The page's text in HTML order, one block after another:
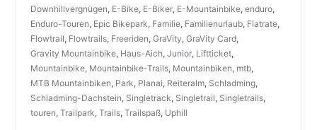
Downhillvergnügen, E-Bike, E-Biker, E-Mountainbike, enduro,
Enduro-Touren, Epic Bikepark, Familie, Familienurlaub, Flatrate,
Flowtrail, Flowtrails, Freeriden, GraVity, GraVity Card,
Gravity Mountainbike, Haus-Aich, Junior, Liftticket,
Mountainbike, Mountainbike-Trails, Mountainbiken, mtb,
MTB Mountainbiken, Park, Planai, Reiteralm, Schladming,
Schladming-Dachstein, Singletrack, Singletrail, Singletrails,
touren, Trailpark, Trails, Trailspaß, Uphill